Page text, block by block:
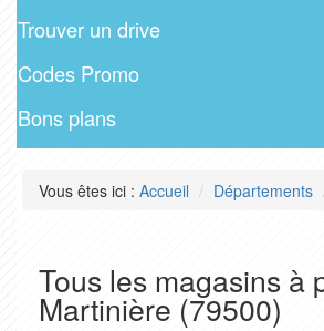
Trouver un drive
Codes Promo
Bons plans
Vous êtes ici : Accueil Départements
Tous les magasins à
Martinière (79500)